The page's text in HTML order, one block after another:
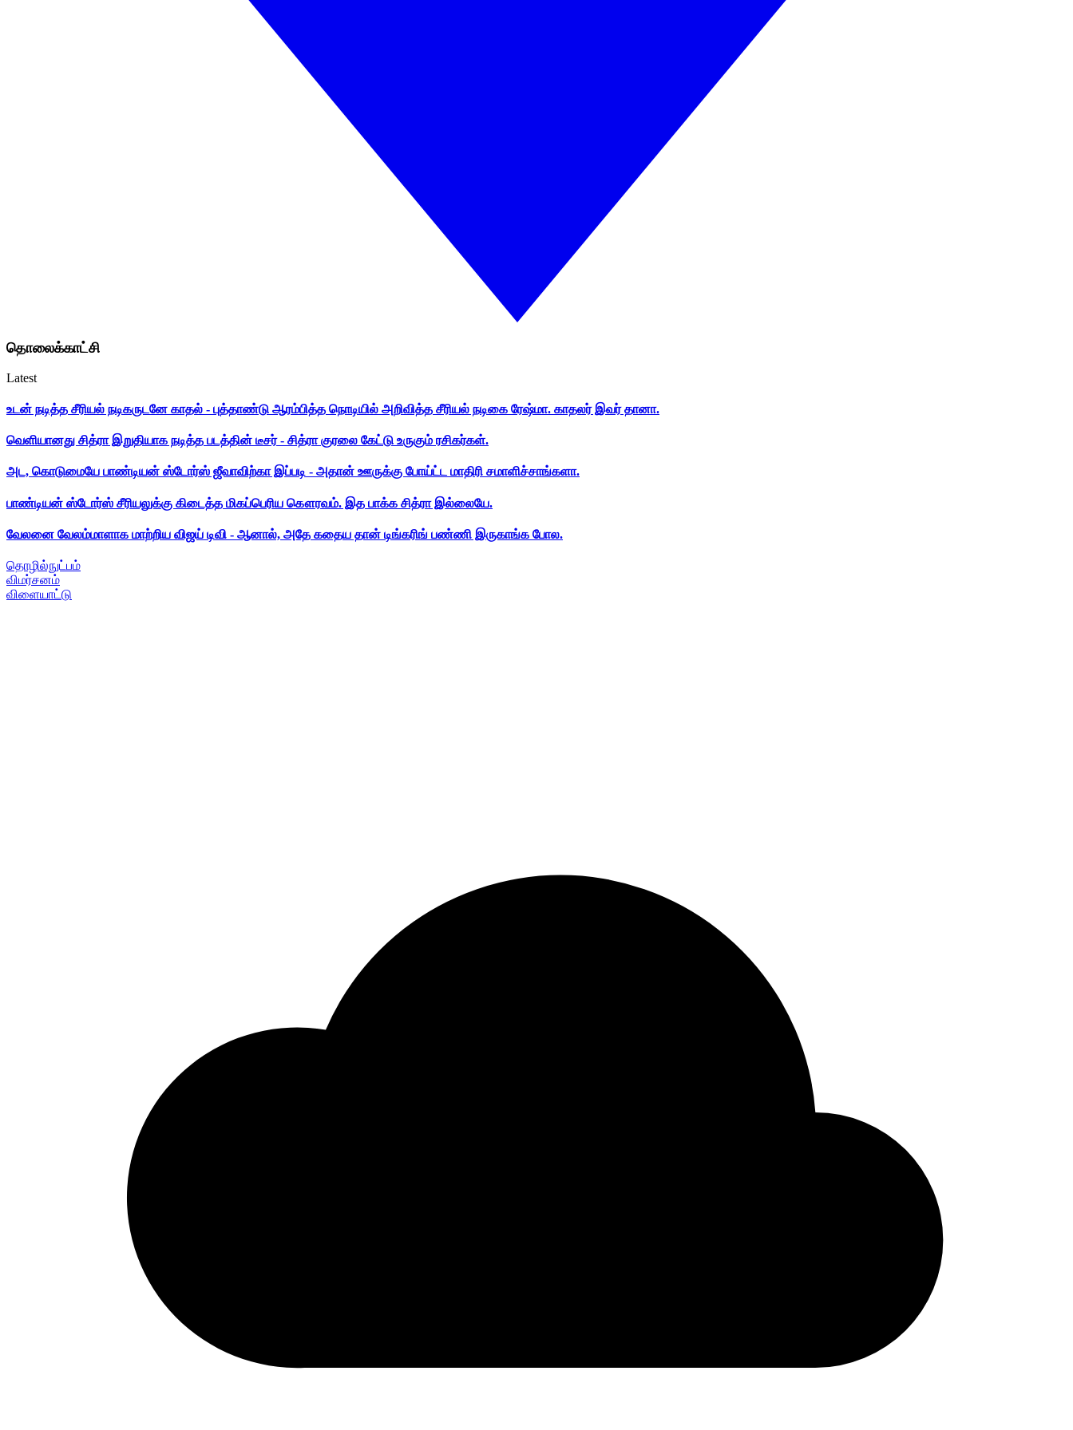
தொலைக்காட்சி
Latest
உடன் நடித்த சீரியல் நடிகருடனே காதல் - புத்தாண்டு ஆரம்பித்த நொடியில் அறிவித்த சீரியல் நடிகை ரேஷ்மா. காதலர் இவர் தானா.
வெளியானது சித்ரா இறுதியாக நடித்த படத்தின் டீசர் - சித்ரா குரலை கேட்டு உருகும் ரசிகர்கள்.
அட, கொடுமையே பாண்டியன் ஸ்டோர்ஸ் ஜீவாவிற்கா இப்படி - அதான் ஊருக்கு போய்ட்ட மாதிரி சமாளிச்சாங்களா.
பாண்டியன் ஸ்டோர்ஸ் சீரியலுக்கு கிடைத்த மிகப்பெரிய கௌரவம். இத பாக்க சித்ரா இல்லையே.
வேலனை வேலம்மாளாக மாற்றிய விஜய் டிவி - ஆனால், அதே கதைய தான் டிங்கரிங் பண்ணி இருகாங்க போல.
தொழில்நுட்பம்
விமர்சனம்
விளையாட்டு